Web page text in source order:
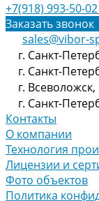
+7(918) 993-50-02
Заказать звонок
sales@vibor-
г. Санкт-
г. Санкт-
г.
г. Санкт-
Контакты
О компании
Технология
Лицензии и
Фото объектов
Политика